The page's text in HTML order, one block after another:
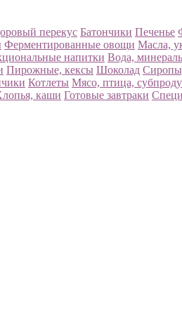
перекус Батончики Печенье
Ферментированные овощи Масла,
напитки Вода,
Пирожные, кексы Шоколад
Котлеты Мясо, птица,
каши Готовые завтраки